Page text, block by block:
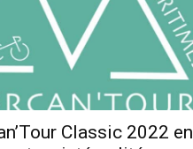
Classic 2022 en